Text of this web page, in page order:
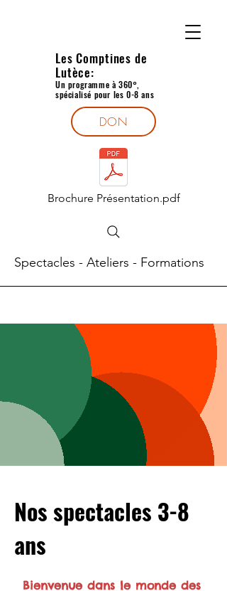
Les Comptines de
Lutèce:
Un programme à 360°,
spécialisé pour les 0-8 ans
Spectacles - Ateliers - Formations
Brochure Présentation.pdf
DON
Nos spectacles 3-8
ans
Bienvenue dans le monde des